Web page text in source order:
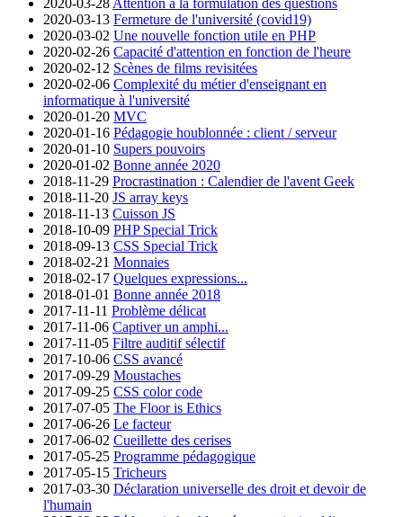
2020-03-13 Fermeture de l'université (covid19)
2020-03-02 Une nouvelle fonction utile en PHP
2020-02-26 Capacité d'attention en fonction de l'heure
2020-02-12 Scènes de films revisitées
2020-02-06 Complexité du métier d'enseignant en
informatique à l'université
2020-01-20 MVC
2020-01-16 Pédagogie houblonnée : client / serveur
2020-01-10 Supers pouvoirs
2020-01-02 Bonne année 2020
2018-11-29 Procrastination : Calendier de l'avent Geek
2018-11-20 JS array keys
2018-11-13 Cuisson JS
2018-10-09 PHP Special Trick
2018-09-13 CSS Special Trick
2018-02-21 Monnaies
2018-02-17 Quelques expressions...
2018-01-01 Bonne année 2018
2017-11-11 Problème délicat
2017-11-06 Captiver un amphi...
2017-11-05 Filtre auditif sélectif
2017-10-06 CSS avancé
2017-09-29 Moustaches
2017-09-25 CSS color code
2017-07-05 The Floor is Ethics
2017-06-26 Le facteur
2017-06-02 Cueillette des cerises
2017-05-25 Programme pédagogique
2017-05-15 Tricheurs
2017-03-30 Déclaration universelle des droit et devoir de
l'humain